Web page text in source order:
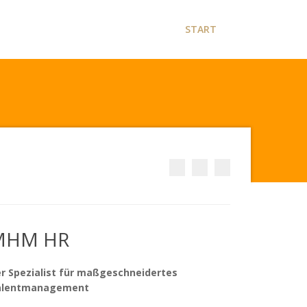
START
HR
Spezialist für maßgeschneidertes